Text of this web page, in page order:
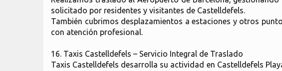
solicitado por residentes y visitantes de Castelldefels.
También cubrimos desplazamientos a estaciones y otros
con atención profesional.
16. Taxis Castelldefels – Servicio Integral de Traslado
Taxis Castelldefels desarrolla su actividad en Castelldefels